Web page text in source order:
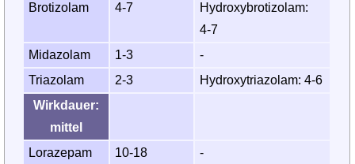
Brotizolam
4-7
Hydroxy­brotizolam:
4‑7
Midazolam
1-3
-
Triazolam
2-3
Hydroxy­triazolam: 4‑6
Wirkdauer:
mittel
Lorazepam
10-18
-